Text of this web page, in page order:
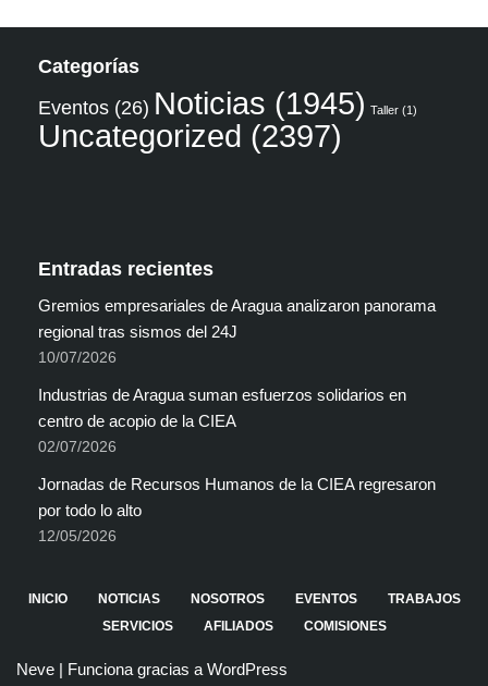
Categorías
Eventos (26) Noticias (1945) Taller (1)
Uncategorized (2397)
Entradas recientes
Gremios empresariales de Aragua analizaron panorama
regional tras sismos del 24J
10/07/2026
Industrias de Aragua suman esfuerzos solidarios en
centro de acopio de la CIEA
02/07/2026
Jornadas de Recursos Humanos de la CIEA regresaron
por todo lo alto
12/05/2026
INICIO NOTICIAS NOSOTROS EVENTOS
TRABAJOS
SERVICIOS
AFILIADOS COMISIONES
Neve | Funciona gracias a WordPress